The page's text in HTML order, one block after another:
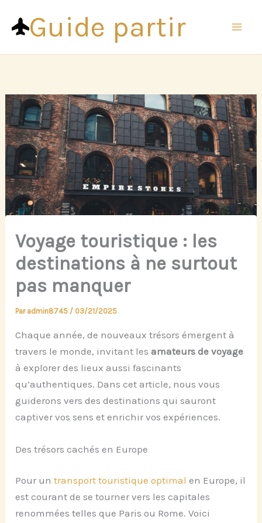
contenuGuide partir
Voyage touristique : les
destinations à ne surtout
pas manquer
Par admin8745 / 03/21/2025
Chaque année, de nouveaux trésors émergent à
travers le monde, invitant lesamateurs de voyage
à explorer des lieux aussi fascinants
qu’authentiques. Dans cet article, nous vous
guiderons vers des destinations qui sauront
captiver vos sens et enrichir vos expériences.
Des trésors cachés en Europe
Pour untransport touristique optimal en Europe, il
est courant de se tourner vers les capitales
renommées telles que Paris ou Rome. Voici